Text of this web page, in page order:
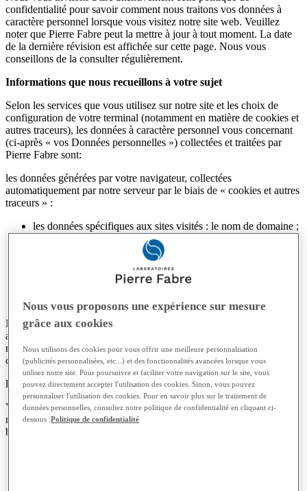
confidentialité pour savoir comment nous traitons vos données à
caractère personnel lorsque vous visitez notre site web. Veuillez
noter que Pierre Fabre peut la mettre à jour à tout moment. La date
de la dernière révision est affichée sur cette page. Nous vous
conseillons de la consulter régulièrement.
Informations que nous recueillons à votre sujet
Selon les services que vous utilisez sur notre site et les choix de
configuration de votre terminal (notamment en matière de cookies et
autres traceurs), les données à caractère personnel vous concernant
(ci-après « vos Données personnelles ») collectées et traitées par
Pierre Fabre sont:
les données générées par votre navigateur, collectées
automatiquement par notre serveur par le biais de « cookies et autres
traceurs » :
les données spécifiques aux sites visités : le nom de domaine ;
la date, l’heure et la durée de votre visite ; les pages et vidéos
consultées, les publicités sur lesquelles vous avez cliqué ;
les données qui vous sont propres : votre adresse IP
(emplacement de votre adresse IP ; emplacement de votre
Nous n’utilisons pas ces données à caractère personnel collectées
automatiquement pour essayer de vous identifier, et nous ne les
mettons pas en rapport avec les informations personnelles indiquées
ci-dessus que vous nous fournissez.
Finalités du traitement de vos données à caractère personnel
Vous trouverez ci-dessous un aperçu des raisons pour lesquelles
nous utilisons vos informations personnelles et pourquoi nous avons
besoin de les traiter.
Nous vous proposons une expérience sur mesure
grâce aux cookies
Nous utilisons des cookies pour vous offrir une meilleure personnalisation
(publicités personnalisées, etc...) et des fonctionnalités avancées lorsque vous
utilisez notre site. Pour poursuivre et faciliter votre navigation sur le site, vous
pouvez directement accepter l'utilisation des cookies. Sinon, vous pouvez
personnaliser l'utilisation des cookies. Pour en savoir plus sur le traitement de
données personnelles, consultez notre politique de confidentialité en cliquant ci-
dessous :Politique de confidentialité